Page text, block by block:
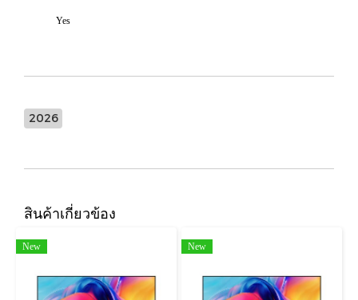
Yes
2026
สินค้าเกี่ยวข้อง
New New